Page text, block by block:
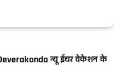
न्यू ईयर वेकेशन के